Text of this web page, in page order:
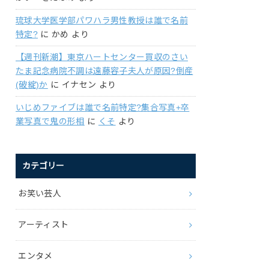
琉球大学医学部パワハラ男性教授は誰で名前
特定? にかめ より
【週刊新潮】東京ハートセンター買収のさい
たま記念病院不調は遠藤容子夫人が原因?倒産
(破綻)か に イナセン より
いじめファイブは誰で名前特定?集合写真+卒
業写真で鬼の形相 に くそ より
カテゴリー
お笑い芸人
アーティスト
エンタメ